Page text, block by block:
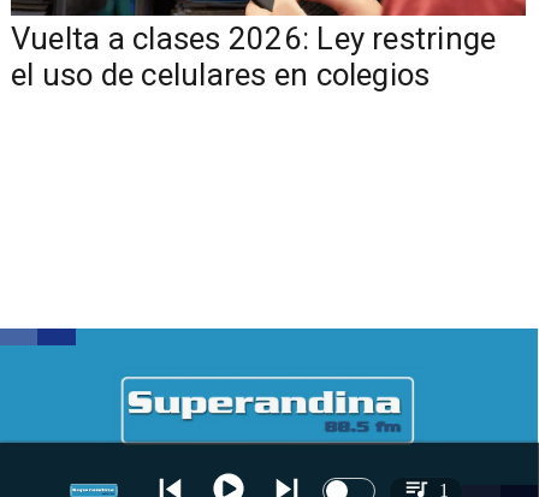
Vuelta a clases 2026: Ley restringe
el uso de celulares en colegios
1